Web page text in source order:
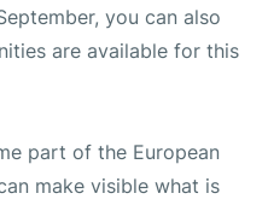
you can also
are available for this
part of the European
make visible what is